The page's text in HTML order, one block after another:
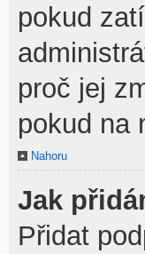
pokud
proč jej
pokud na
Nahoru
Jak
Přidat